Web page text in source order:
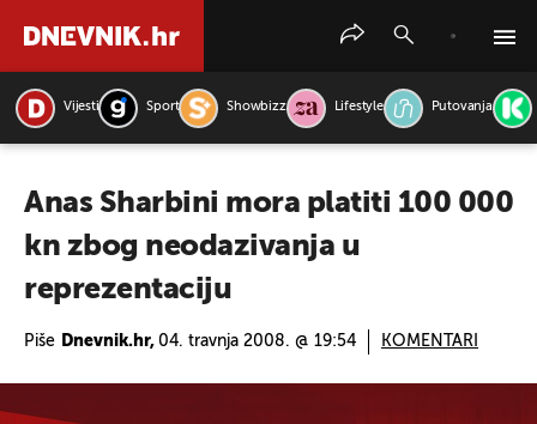
Vijesti Sport Showbizz Lifestyle Putovanja
Anas Sharbini mora platiti 100 000
kn zbog neodazivanja u
reprezentaciju
Piše Dnevnik.hr, 04. travnja 2008. @ 19:54 KOMENTARI
PRETRAŽITE VIJESTI